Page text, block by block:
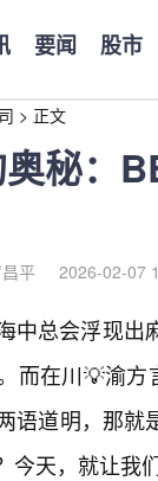
要闻 股市
> 正文
秘：
平 2026-02-07
中总会浮现出
而在川💡渝
语道明，那就
今天，就让我